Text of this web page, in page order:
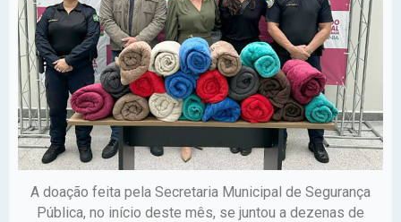
A doação feita pela Secretaria Municipal de Segurança
Pública, no início deste mês, se juntou a dezenas de